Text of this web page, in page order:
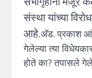
संस्था यांच्या
आहे.अ‍ॅड. प्रकाश
गेलेल्या त्या
होते का? तपासले